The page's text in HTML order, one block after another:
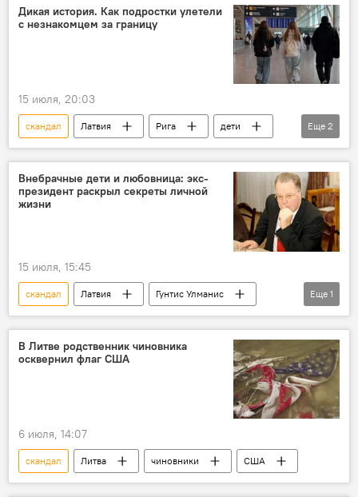
завод
Дикая история. Как подростки улетели
с незнакомцем за границу
15 июля, 20:03
скандал Латвия Рига
дети
безопасность
торговля людьми
Еще 2
Внебрачные дети и любовница: экс-
президент раскрыл секреты личной
жизни
15 июля, 15:45
скандал Латвия
Гунтис Улманис
личные данные
Еще 1
В Литве родственник чиновника
осквернил флаг США
6 июля, 14:07
скандал Литва чиновники США